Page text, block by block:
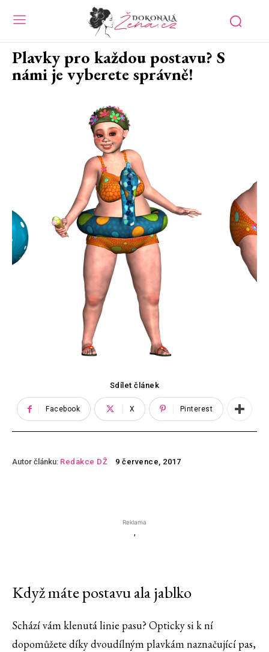
Plavky pro každou postavu? S
námi je vyberete správně!
Sdílet článek
Facebook X Pinterest
Autor článku: Redakce DŽ 9 července, 2017
Reklama
'
Když máte postavu ala jablko
Schází vám klenutá linie pasu? Opticky si k ní
dopomůžete díky dvoudílným plavkám naznačující pas,